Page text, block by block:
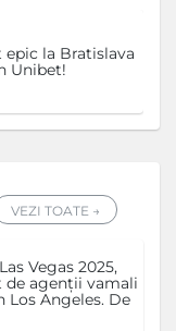
la Bratislava
Unibet!
VEZI TOATE →
Vegas 2025,
de agenții vamali
Los Angeles. De